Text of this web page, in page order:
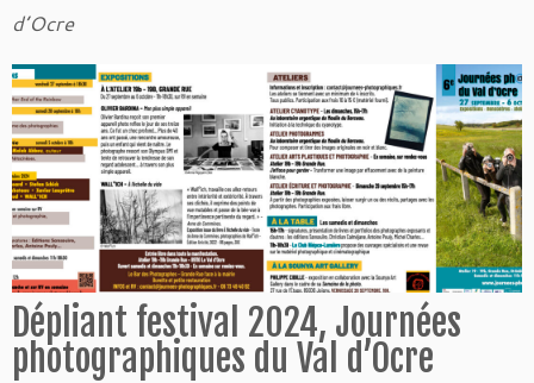
d’Ocre
Dépliant festival 2024, Journées
photographiques du Val d’Ocre